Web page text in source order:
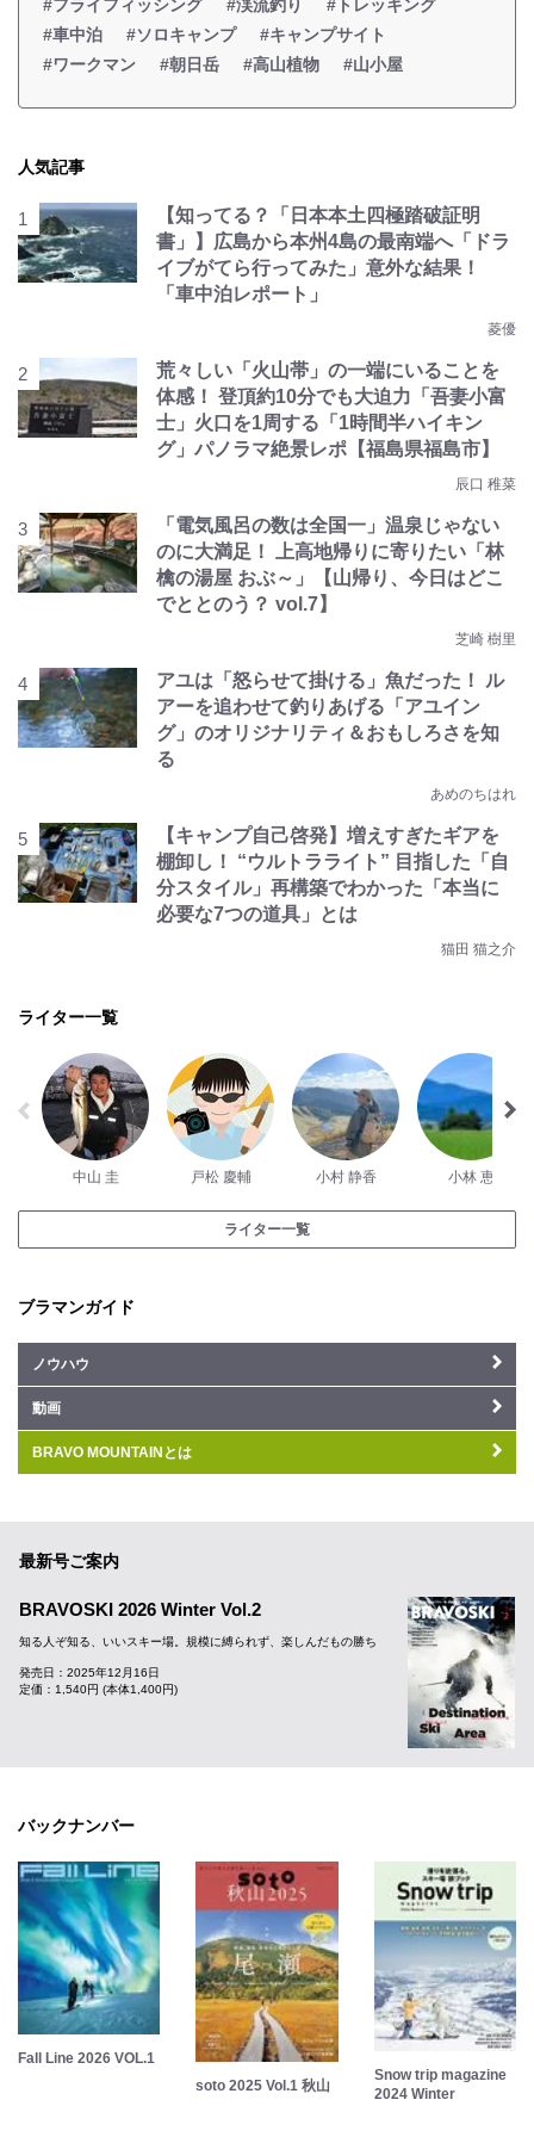
#フライフィッシング #渓流釣り
#トレッキング
#車中泊
#ソロキャンプ
#キャンプサイト
#ワークマン
#朝日岳 #高山植物 #山小屋
人気記事
【知ってる？「日本本土四極踏破証明
書」】広島から本州4島の最南端へ「ドラ
イブがてら行ってみた」意外な結果！
「車中泊レポート」
菱優
荒々しい「火山帯」の一端にいることを
体感！ 登頂約10分でも大迫力「吾妻小富
士」火口を1周する「1時間半ハイキン
グ」パノラマ絶景レポ【福島県福島市】
辰口 稚菜
「電気風呂の数は全国一」温泉じゃない
のに大満足！ 上高地帰りに寄りたい「林
檎の湯屋 おぶ～」【山帰り、今日はどこ
でととのう？ vol.7】
芝崎 樹里
アユは「怒らせて掛ける」魚だった！ ル
アーを追わせて釣りあげる「アユイン
グ」のオリジナリティ＆おもしろさを知
る
あめのちはれ
【キャンプ自己啓発】増えすぎたギアを
棚卸し！ “ウルトラライト” 目指した「自
分スタイル」再構築でわかった「本当に
必要な7つの道具」とは
猫田 猫之介
ライター一覧
中山 圭 戸松 慶輔 小村 静香 小林 恵
ライター一覧
ブラマンガイド
ノウハウ
動画
BRAVO MOUNTAINとは
最新号ご案内
BRAVOSKI 2026 Winter Vol.2
知る人ぞ知る、いいスキー場。規模に縛られず、楽しんだもの勝ち
発売日：2025年12月16日
定価：1,540円 (本体1,400円)
バックナンバー
Fall Line 2026 VOL.1
soto 2025 Vol.1 秋山
Snow trip magazine
2024 Winter